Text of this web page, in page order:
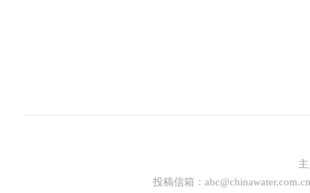
投稿信箱： abc@chinawater.com.cn